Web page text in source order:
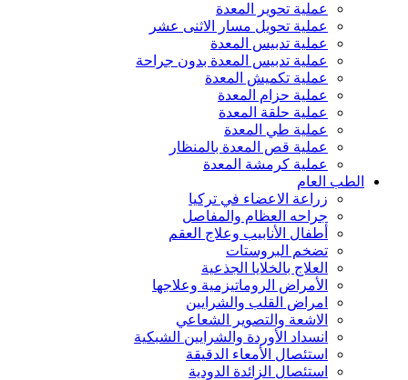
عملية تحوير المعدة
عملية تحويل مسار الاثنى عشر
عملية تدبيس المعدة
عملية تدبيس المعدة بدون جراحة
عملية تكميش المعدة
عملية حزام المعدة
عملية حلقة المعدة
عملية طي المعدة
عملية قص المعدة بالمنظار
عملية كرمشة المعدة
الطب العام
زراعة الاعضاء في تركيا
جراحه العظام والمفاصل
أطفال الأنابيب وعلاج العقم
تضخم البروستات
العلاج بالخلايا الجذعية
الأمراض الروماتيزمية وعلاجها
امراض القلب والشرايين
الاشعة والتصوير الشعاعي
انسداد الأوردة والشرايين الشبكية
استئصال الأمعاء الدقيقة
استئصال الزائدة الدودية